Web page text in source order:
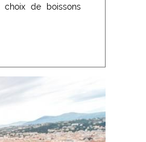
choix de boissons